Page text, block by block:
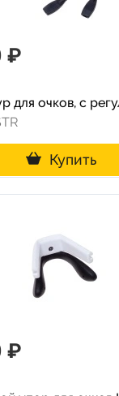
₽
для очков, с
Купить
₽